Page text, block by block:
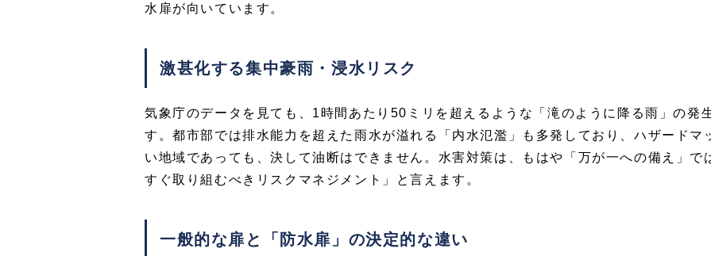
水扉が向いています。
激甚化する集中豪雨・浸水リスク
気象庁のデータを見ても、1時間あたり50ミリを超えるような「滝のように降る雨」の発
す。都市部では排水能力を超えた雨水が溢れる「内水氾濫」も多発しており、ハザードマ
い地域であっても、決して油断はできません。水害対策は、もはや「万が一への備え」で
すぐ取り組むべきリスクマネジメント」と言えます。
一般的な扉と「防水扉」の決定的な違い